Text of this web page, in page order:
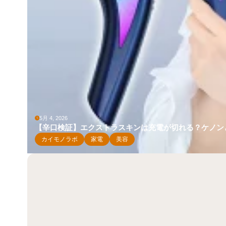
5月 4, 2026
【辛口検証】エクストラスキンは充電が切れる？ケノ
カイモノラボ 家電 美容